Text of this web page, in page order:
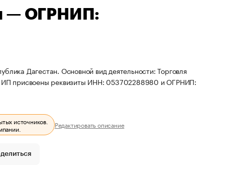
— ОГРНИП:
Дагестан. Основной вид деятельности: Торговля
ИП присвоены реквизиты ИНН: 053702288980 и ОГРНИП:
источников.
Редактировать описание